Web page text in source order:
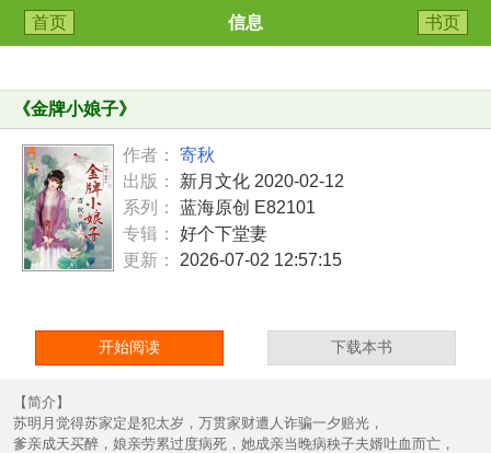
首页 信息 书页
《金牌小娘子》
作者：
寄秋
出版：
新月文化 2020-02-12
系列：
蓝海原创 E82101
专辑：
好个下堂妻
更新：
2026-07-02 12:57:15
开始阅读 下载本书
【简介】
苏明月觉得苏家定是犯太岁，万贯家财遭人诈骗一夕赔光，
爹亲成天买醉，娘亲劳累过度病死，她成亲当晚病秧子夫婿吐血而亡，